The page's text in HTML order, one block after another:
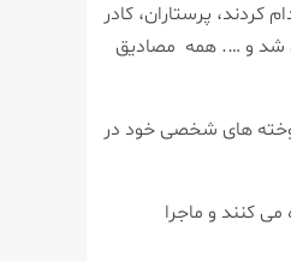
پرستاران، کادر
شد و …. همه مصادیق
های شخصی خود در
کنند و ماجرا